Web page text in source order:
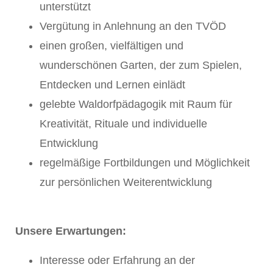
unterstützt
Vergütung in Anlehnung an den TVÖD
einen großen, vielfältigen und
wunderschönen Garten, der zum Spielen,
Entdecken und Lernen einlädt
gelebte Waldorfpädagogik mit Raum für
Kreativität, Rituale und individuelle
Entwicklung
regelmäßige Fortbildungen und Möglichkeit
zur persönlichen Weiterentwicklung
Unsere Erwartungen:
Interesse oder Erfahrung an der